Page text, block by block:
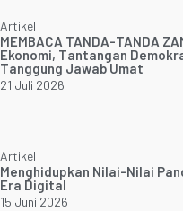
Artikel
MEMBACA TANDA-TANDA
Ekonomi, Tantangan
Tanggung Jawab Umat
21 Juli 2026
Artikel
Menghidupkan Nilai-Nilai
Era Digital
15 Juni 2026